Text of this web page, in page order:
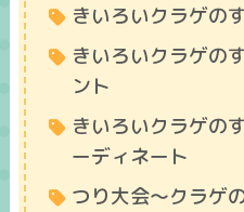
きいろいクラゲの
きいろいクラゲの
ント
きいろいクラゲの
ーディネート
つり大会～クラゲ